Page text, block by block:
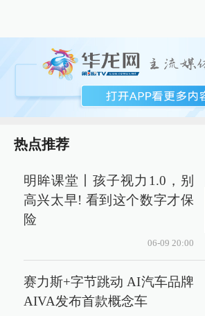
热点推荐
明眸课堂丨孩子视力1.0，别
高兴太早! 看到这个数字才保
险
06-09 20:00
赛力斯+字节跳动 AI汽车品牌
AIVA发布首款概念车